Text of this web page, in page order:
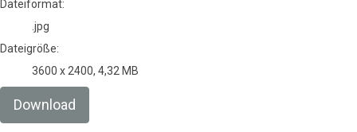
Dateiformat:
.jpg
Dateigröße:
3600 x 2400, 4,32 MB
Download